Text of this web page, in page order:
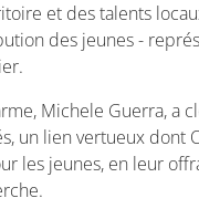
et des talents
des jeunes -
Michele Guerra,
un lien vertueux
les jeunes, en leur